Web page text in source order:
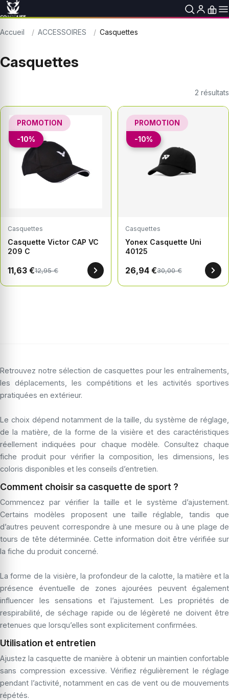
Accueil ACCESSOIRES Casquettes
Casquettes
2 résultats
PROMOTION
-10%
Casquettes
Casquette Victor CAP VC
209 C
11,63 €12,95 €
PROMOTION
-10%
Casquettes
Yonex Casquette Uni
40125
26,94 €30,00 €
Retrouvez notre sélection de casquettes pour les entraînements,
les déplacements, les compétitions et les activités sportives
pratiquées en extérieur.
Le choix dépend notamment de la taille, du système de réglage,
de la matière, de la forme de la visière et des caractéristiques
réellement indiquées pour chaque modèle. Consultez chaque
fiche produit pour vérifier la composition, les dimensions, les
coloris disponibles et les conseils d’entretien.
Comment choisir sa casquette de sport ?
Commencez par vérifier la taille et le système d’ajustement.
Certains modèles proposent une taille réglable, tandis que
d’autres peuvent correspondre à une mesure ou à une plage de
tours de tête déterminée. Cette information doit être vérifiée sur
la fiche du produit concerné.
La forme de la visière, la profondeur de la calotte, la matière et la
présence éventuelle de zones ajourées peuvent également
influencer les sensations et l’ajustement. Les propriétés de
respirabilité, de séchage rapide ou de légèreté ne doivent être
retenues que lorsqu’elles sont explicitement confirmées.
Utilisation et entretien
Ajustez la casquette de manière à obtenir un maintien confortable
sans compression excessive. Vérifiez régulièrement le réglage
pendant l’activité, notamment en cas de vent ou de mouvements
répétés.